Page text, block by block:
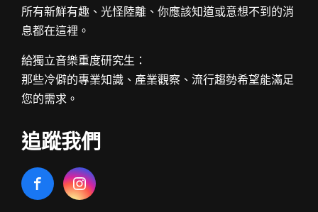
所有新鮮有趣、光怪陸離、你應該知道或意想不到的消
息都在這裡。
給獨立音樂重度研究生：
那些冷僻的專業知識、產業觀察、流行趨勢希望能滿足
您的需求。
追蹤我們